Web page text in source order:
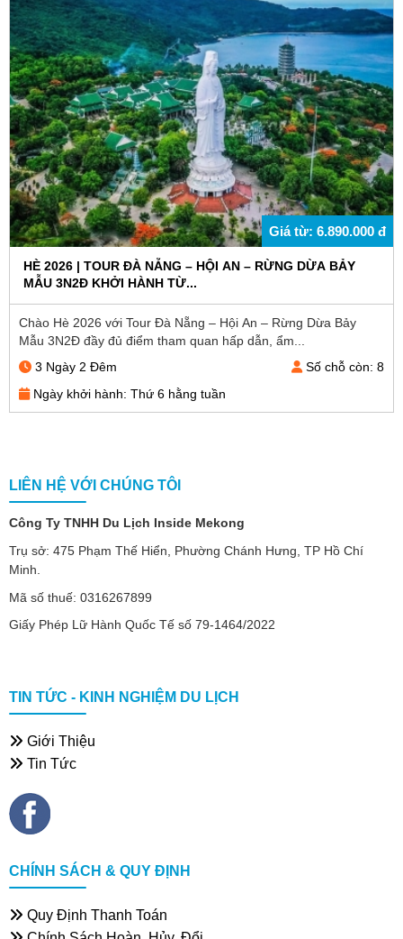
Giá từ: 6.890.000 đ
HÈ 2026 | TOUR ĐÀ NẴNG – HỘI AN – RỪNG DỪA BẢY
MẪU 3N2Đ KHỞI HÀNH TỪ...
Chào Hè 2026 với Tour Đà Nẵng – Hội An – Rừng Dừa Bảy
Mẫu 3N2Đ đầy đủ điểm tham quan hấp dẫn, ẩm...
3 Ngày 2 Đêm
Số chỗ còn: 8
Ngày khởi hành: Thứ 6 hằng tuần
LIÊN HỆ VỚI CHÚNG TÔI
Công Ty TNHH Du Lịch Inside Mekong
Trụ sở: 475 Phạm Thế Hiển, Phường Chánh Hưng, TP Hồ Chí
Minh.
Mã số thuế: 0316267899
Giấy Phép Lữ Hành Quốc Tế số 79-1464/2022
TIN TỨC - KINH NGHIỆM DU LỊCH
Giới Thiệu
Tin Tức
CHÍNH SÁCH & QUY ĐỊNH
Quy Định Thanh Toán